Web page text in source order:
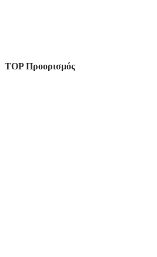
TOP Προορισμός